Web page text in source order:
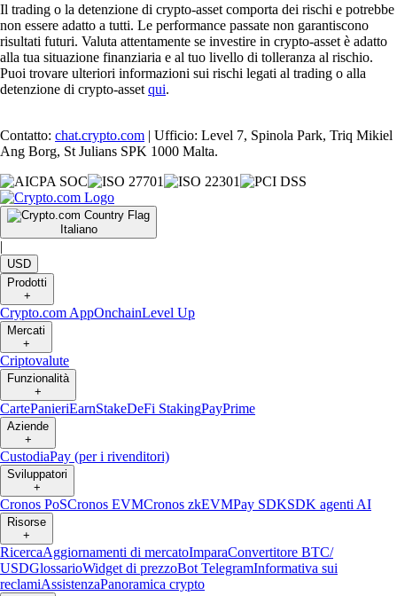
Il trading o la detenzione di crypto-asset comporta dei rischi e potrebbe
non essere adatto a tutti. Le performance passate non garantiscono
risultati futuri. Valuta attentamente se investire in crypto-asset è adatto
alla tua situazione finanziaria e al tuo livello di tolleranza al rischio.
Puoi trovare ulteriori informazioni sui rischi legati al trading o alla
detenzione di crypto-asset qui.
Contatto: chat.crypto.com | Ufficio: Level 7, Spinola Park, Triq Mikiel
Ang Borg, St Julians SPK 1000 Malta.
Italiano
|
USD
Prodotti
+
Crypto.com AppOnchainLevel Up
Mercati
+
Criptovalute
Funzionalità
+
CartePanieriEarnStakeDeFi StakingPayPrime
Aziende
+
CustodiaPay (per i rivenditori)
Sviluppatori
+
Cronos PoSCronos EVMCronos zkEVMPay SDKSDK agenti AI
Risorse
+
RicercaAggiornamenti di mercatoImparaConvertitore BTC/
USDGlossarioWidget di prezzoBot TelegramInformativa sui
reclamiAssistenzaPanoramica crypto